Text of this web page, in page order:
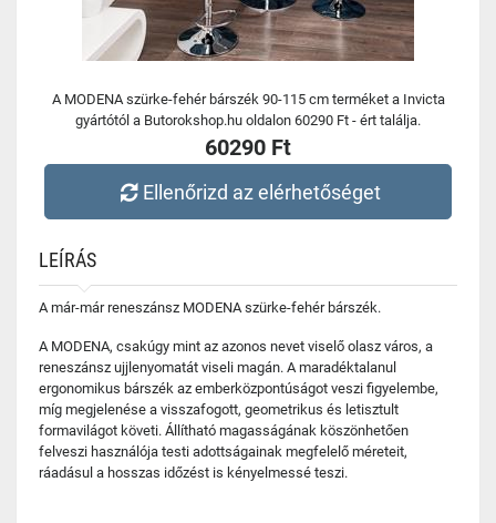
A MODENA szürke-fehér bárszék 90-115 cm terméket a Invicta
gyártótól a Butorokshop.hu oldalon 60290 Ft - ért találja.
60290 Ft
Ellenőrizd az elérhetőséget
LEÍRÁS
A már-már reneszánsz MODENA szürke-fehér bárszék.
A MODENA, csakúgy mint az azonos nevet viselő olasz város, a
reneszánsz ujjlenyomatát viseli magán. A maradéktalanul
ergonomikus bárszék az emberközpontúságot veszi figyelembe,
míg megjelenése a visszafogott, geometrikus és letisztult
formavilágot követi. Állítható magasságának köszönhetően
felveszi használója testi adottságainak megfelelő méreteit,
ráadásul a hosszas időzést is kényelmessé teszi.